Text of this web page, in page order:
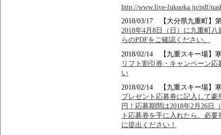
http://www.live-fukuoka.jp/pdf/
2018/03/17 【大分県九重町】
2018年4月8日（日）に九重町
らのPDFをご確認ください。
2018/02/14 【九重スキー場】
リフト割引券・キャンペーン
い
2018/02/14 【九重スキー場】
プレゼント応募券に記入して豪
円！応募期間は2018年2月26日
ト応募券を手に入れたら、必
に提出ください！